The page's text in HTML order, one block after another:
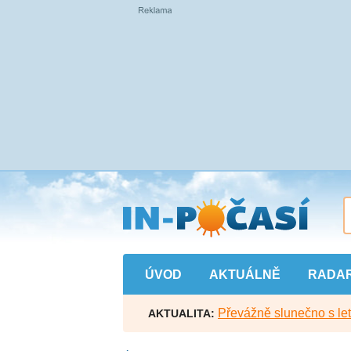
Přejít
na
hlavní
obsah
ÚVOD AKTUÁLNĚ
AKTUALITA: Převážně slunečno s